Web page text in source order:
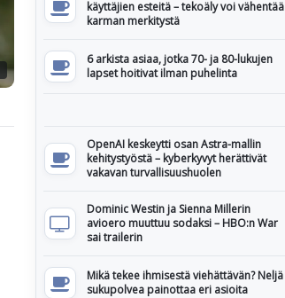
käyttäjien esteitä – tekoäly voi vähentää
karman merkitystä
6 arkista asiaa, jotka 70- ja 80-lukujen
lapset hoitivat ilman puhelinta
OpenAI keskeytti osan Astra-mallin
kehitystyöstä – kyberkyvyt herättivät
vakavan turvallisuushuolen
Dominic Westin ja Sienna Millerin
avioero muuttuu sodaksi – HBO:n War
sai trailerin
Mikä tekee ihmisestä viehättävän? Neljä
sukupolvea painottaa eri asioita